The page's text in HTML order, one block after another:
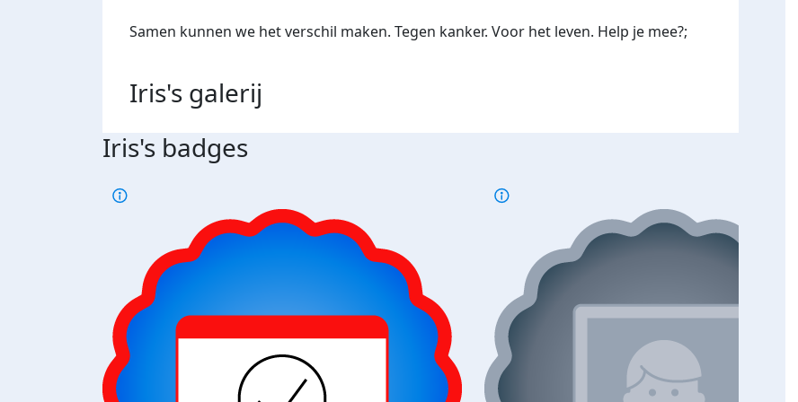
Samen kunnen we het verschil maken. Tegen kanker. Voor het leven. Help je mee?;
Iris's galerij
Iris's badges